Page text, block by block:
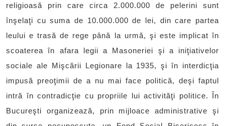
religioasă prin care circa 2.000.000 de pelerini sunt
înşelaţi cu suma de 10.000.000 de lei, din care partea
leului e trasă de rege până la urmă, şi este implicat în
scoaterea în afara legii a Masoneriei şi a iniţiativelor
sociale ale Mişcării Legionare la 1935, şi în interdicţia
impusă preoţimii de a nu mai face politică, deşi faptul
intră în contradicţie cu propriile lui activităţi politice. În
Bucureşti organizează, prin mijloace administrative şi